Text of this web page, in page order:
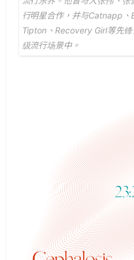
行明星合作，并与Catnapp
Tipton、Recovery Girl等先
级流行场景中。